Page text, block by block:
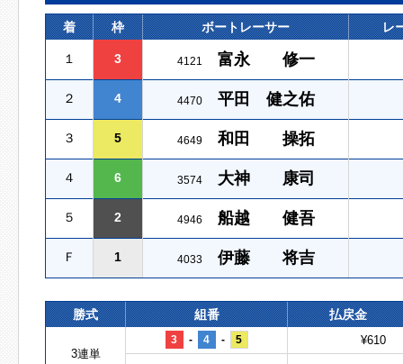
着 枠 ボートレーサー レ
１ 3 4121 富永 修一
２ 4 4470 平田 健之佑
３ 5 4649 和田 操拓
４ 6 3574 大神 康司
５ 2 4946 船越 健吾
Ｆ 1 4033 伊藤 将吉
勝式 組番 払戻金
3連単
3 - 4 - 5 ¥610